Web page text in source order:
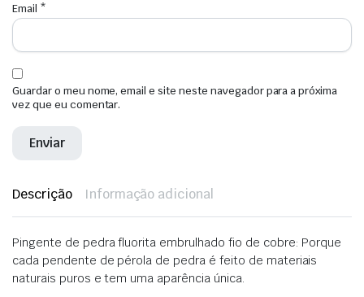
Email *
Guardar o meu nome, email e site neste navegador para a próxima
vez que eu comentar.
Descrição Informação adicional
Pingente de pedra fluorita embrulhado fio de cobre: Porque
cada pendente de pérola de pedra é feito de materiais
naturais puros e tem uma aparência única.